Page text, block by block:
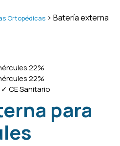
Ortopédicas > Batería externa
22%
22%
✓ CE Sanitario
para